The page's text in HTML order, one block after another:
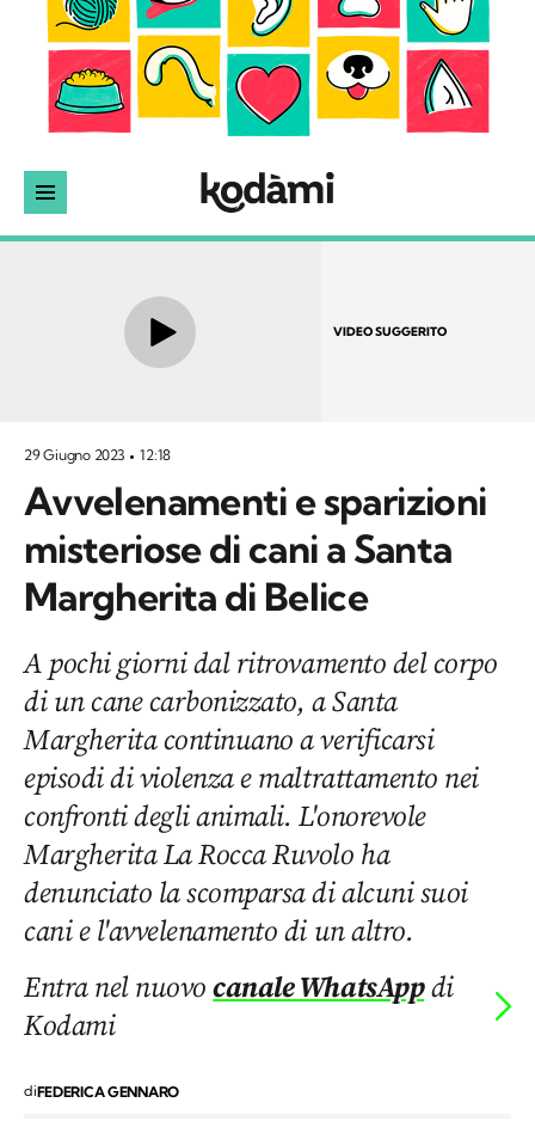
VIDEO SUGGERITO
29 Giugno 2023 12:18
Avvelenamenti e sparizioni
misteriose di cani a Santa
Margherita di Belice
A pochi giorni dal ritrovamento del corpo
di un cane carbonizzato, a Santa
Margherita continuano a verificarsi
episodi di violenza e maltrattamento nei
confronti degli animali. L'onorevole
Margherita La Rocca Ruvolo ha
denunciato la scomparsa di alcuni suoi
cani e l'avvelenamento di un altro.
Entra nel nuovocanale WhatsAppdi
Kodami
diFEDERICA GENNARO